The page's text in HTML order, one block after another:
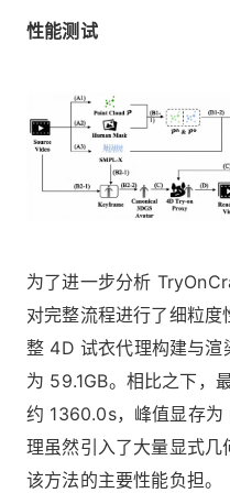
性能测试
为了进一步分析
对完整流程进行了细粒
整 4D 试衣代理构建与
为 59.1GB。相比之下，
约 1360.0s，峰值显存
理虽然引入了大量显式
该方法的主要性能负担。